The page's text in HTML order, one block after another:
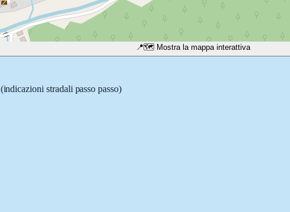
📍🗺️ Mostra la mappa interattiva
(indicazioni stradali passo passo)